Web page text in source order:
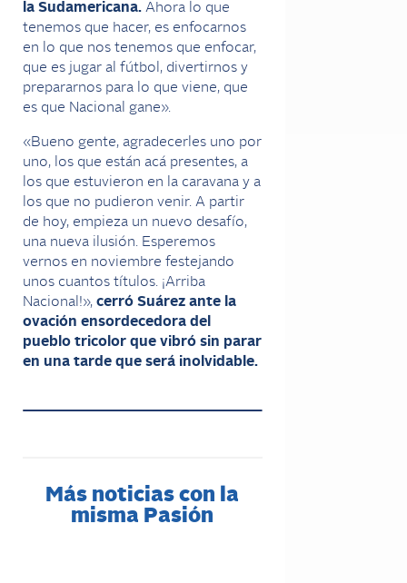
la Sudamericana. Ahora lo que
tenemos que hacer, es enfocarnos
en lo que nos tenemos que enfocar,
que es jugar al fútbol, divertirnos y
prepararnos para lo que viene, que
es que Nacional gane».
«Bueno gente, agradecerles uno por
uno, los que están acá presentes, a
los que estuvieron en la caravana y a
los que no pudieron venir. A partir
de hoy, empieza un nuevo desafío,
una nueva ilusión. Esperemos
vernos en noviembre festejando
unos cuantos títulos. ¡Arriba
Nacional!», cerró Suárez ante la
ovación ensordecedora del
pueblo tricolor que vibró sin parar
en una tarde que será inolvidable.
Más noticias con la
misma Pasión